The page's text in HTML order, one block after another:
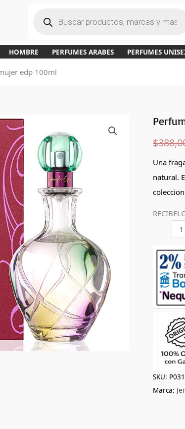
a
d
e
HOMBRE PERFUMES ARABES PERFUMES
edp 100ml
$
Una
natural.
Perfume
de
Jennifer
Lopez
mujer
100ml
cantidad
SKU:
Marca: